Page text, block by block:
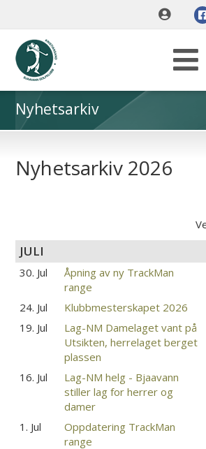
Nyhetsarkiv
Nyhetsarkiv 2026
JULI
30. Jul
Åpning av ny TrackMan
range
24. Jul Klubbmesterskapet 2026
19. Jul
Lag-NM Damelaget vant på
Utsikten, herrelaget berget
plassen
16. Jul
Lag-NM helg - Bjaavann
stiller lag for herrer og
damer
1. Jul
Oppdatering TrackMan
range